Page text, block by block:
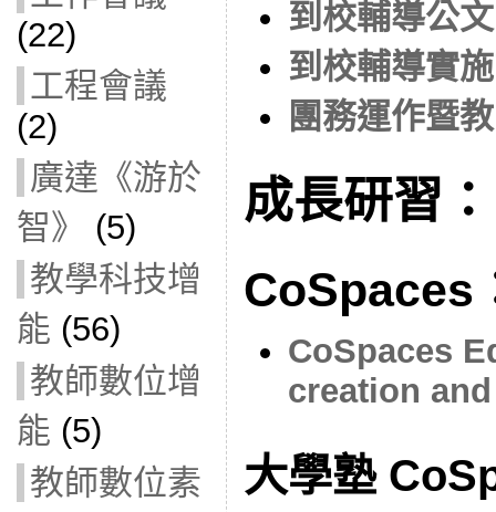
(22)
工程會議
(2)
廣達《游於
智》
(5)
教學科技增
能 (56)
教師數位增
能 (5)
教師數位素
到校輔導公文
到校輔導實
團務運作暨
成長研習：
CoSpaces
CoSpaces
creation
大學塾